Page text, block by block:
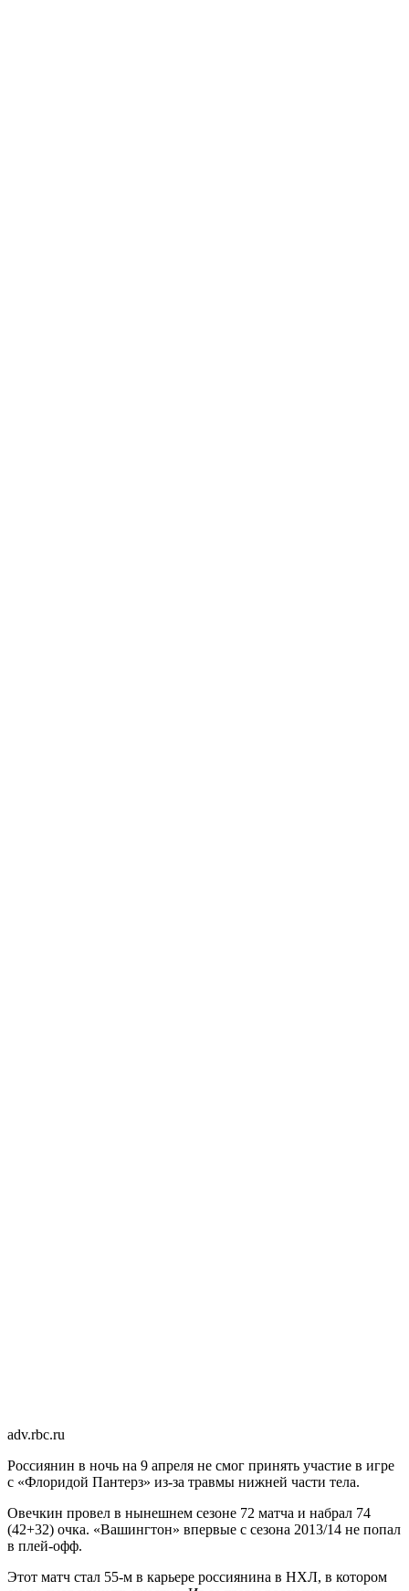
adv.rbc.ru
Россиянин в ночь на 9 апреля не смог принять участие в игре
с «Флоридой Пантерз» из-за травмы нижней части тела.
Овечкин провел в нынешнем сезоне 72 матча и набрал 74
(42+32) очка. «Вашингтон» впервые с сезона 2013/14 не попал
в плей-офф.
Этот матч стал 55-м в карьере россиянина в НХЛ, в котором